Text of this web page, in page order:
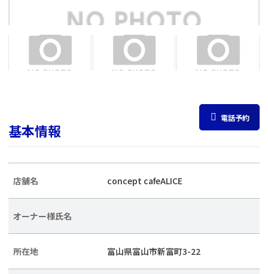
電話予約
基本情報
店舗名 concept cafeALICE
オーナー様氏名
所在地 富山県富山市新富町3-22